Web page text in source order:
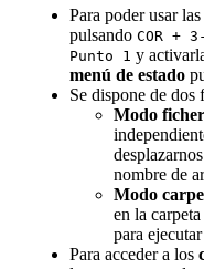
Para poder usar
pulsando COR +
Punto 1 y
menú de estado
Se dispone de dos
Modo
nombre de
Modo
en la
para
Para acceder a los